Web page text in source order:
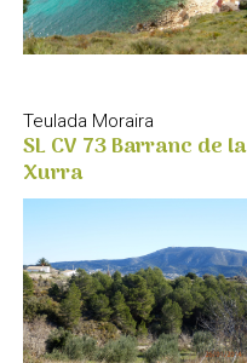
Teulada Moraira
SL CV 73 Barranc de la
Xurra